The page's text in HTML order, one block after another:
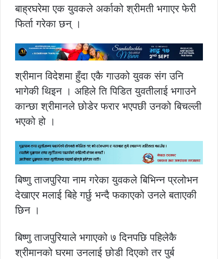
बाह्रघरेमा एक युवकले अर्काको श्रीमती भगाएर फेरी
फिर्ता गरेका छन् ।
श्रीमान विदेशमा हुँदा एकै गाउको युवक संग उनि
भागेकी थिइन । अहिले ति पिडित युवतीलाई भगाउने
कान्छा श्रीमानले छोडेर फरार भएपछी उनको बिचल्ली
भएको हो ।
बिष्णु ताजपुरिया नाम गरेका युवकले बिभिन्न प्रलोभन
देखाएर मलाई बिहे गर्छु भन्दै फकाएको उनले बताएकी
छिन ।
बिष्णु ताजपुरियाले भगाएको ७ दिनपछि पहिलेकै
श्रीमानको घरमा उनलाई छोडी दिएको तर पुर्ब